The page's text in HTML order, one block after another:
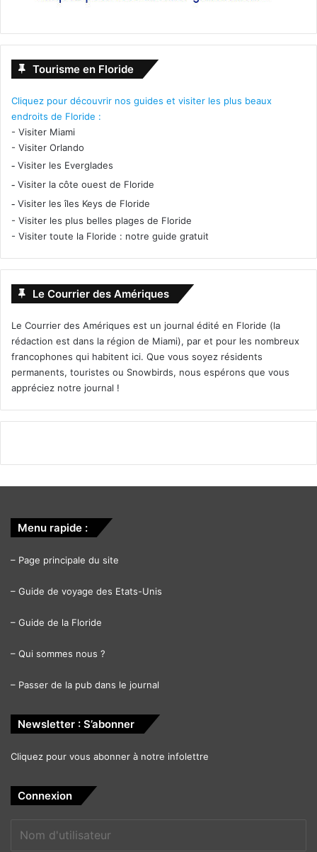
Tourisme en Floride
Cliquez pour découvrir nos guides et visiter les plus beaux
endroits de Floride :
- Visiter Miami
- Visiter Orlando
- Visiter les Everglades
- Visiter la côte ouest de Floride
- Visiter les îles Keys de Floride
- Visiter les plus belles plages de Floride
- Visiter toute la Floride : notre guide gratuit
Le Courrier des Amériques
Le Courrier des Amériques est un journal édité en Floride (la
rédaction est dans la région de Miami), par et pour les nombreux
francophones qui habitent ici. Que vous soyez résidents
permanents, touristes ou Snowbirds, nous espérons que vous
appréciez notre journal !
Menu rapide :
– Page principale du site
– Guide de voyage des Etats-Unis
– Guide de la Floride
– Qui sommes nous ?
– Passer de la pub dans le journal
Newsletter : S’abonner
Cliquez pour vous abonner à notre infolettre
Connexion